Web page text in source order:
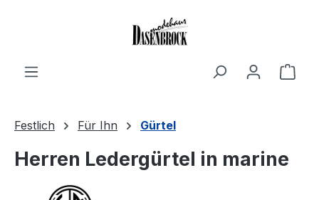
Festlich Für Ihn Gürtel
Herren Ledergürtel in marine